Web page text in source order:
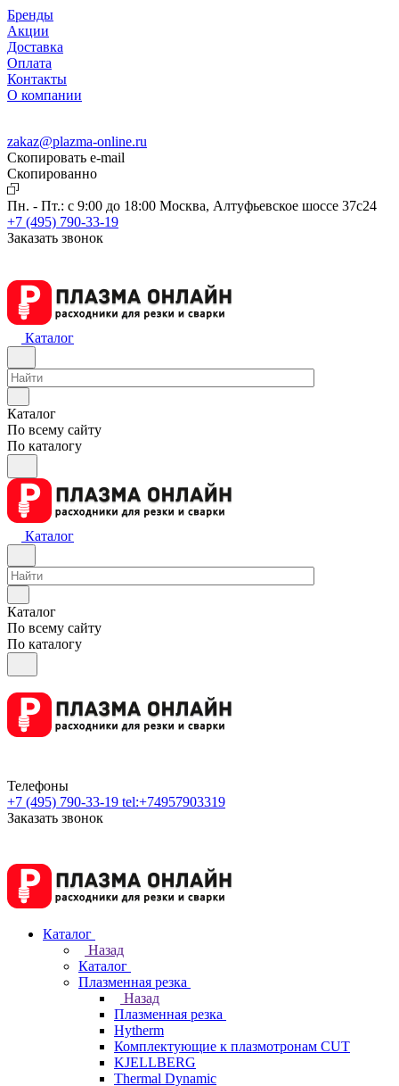
Бренды
Акции
Доставка
Оплата
Контакты
О компании
zakaz@plazma-online.ru
Скопировать e-mail
Cкопированно
Пн. - Пт.: с 9:00 до 18:00 Москва, Алтуфьевское шоссе 37с24
+7 (495) 790-33-19
Заказать звонок
Каталог
Каталог
По всему сайту
По каталогу
Каталог
Каталог
По всему сайту
По каталогу
Телефоны
+7 (495) 790-33-19 tel:+74957903319
Заказать звонок
Каталог
Назад
Каталог
Плазменная резка
Назад
Плазменная резка
Hytherm
Комплектующие к плазмотронам CUT
KJELLBERG
Thermal Dynamic